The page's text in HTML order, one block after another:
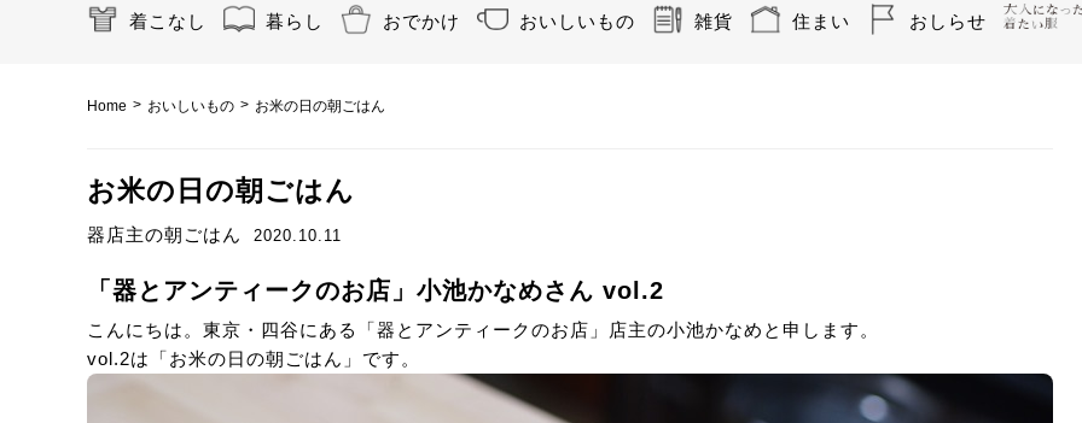
着こなし 暮らし おでかけ おいしいもの 雑貨 住まい おしらせ
Home > おいしいもの > お米の日の朝ごはん
お米の日の朝ごはん
器店主の朝ごはん 2020.10.11
「器とアンティークのお店」小池かなめさん vol.2
こんにちは。東京・四谷にある「器とアンティークのお店」店主の小池かなめと申します。
vol.2は「お米の日の朝ごはん」です。